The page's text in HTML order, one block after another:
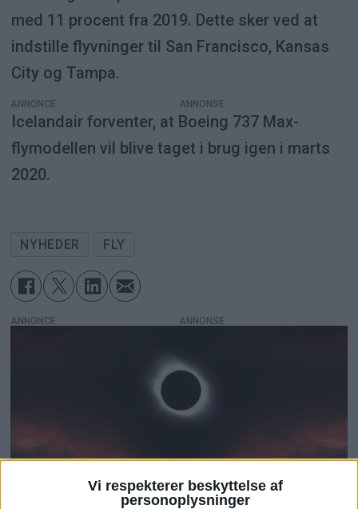
Vi respekterer beskyttelse af
personoplysninger
med 11 procent fra 2019. Dette sker ved at
indstille flyvninger til San Francisco, Kansas
City og Tampa.
ANNONCE
Icelandair forventer, at Boeing 737 Max-
flymodellen vil blive taget i brug igen i marts
2020.
NYHEDER FLY
ANNONCE